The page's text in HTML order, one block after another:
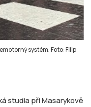
systém. Foto: Filip
studia při Masarykově